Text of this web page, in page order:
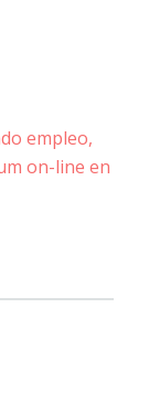
empleo,
on-line en